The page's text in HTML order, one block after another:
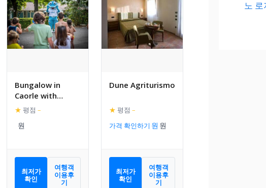
Bungalow in
Caorle with
garden furniture
★ 평점 –
최저가
확인
여행객
이용후
기
Dune Agriturismo
★ 평점 –
가격 확인하기
최저가
확인
여행객
이용후
기
노